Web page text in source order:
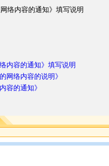
络内容的通知》填写说明
内容的通知》填写说明
网络内容的说明》
容的通知》